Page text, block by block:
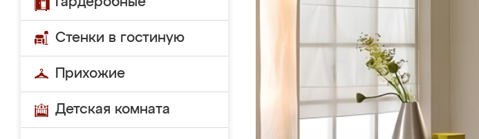
Стенки в гостиную
Прихожие
Детская комната